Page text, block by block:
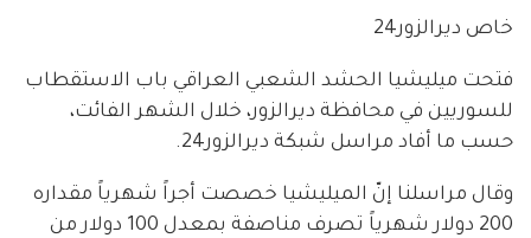
خاص ديرالزور24
فتحت ميليشيا الحشد الشعبي العراقي باب الاستقطاب
للسوريين في محافظة ديرالزور، خلال الشهر الفائت،
حسب ما أفاد مراسل شبكة ديرالزور24.
وقال مراسلنا إنّ الميليشيا خصصت أجراً شهرياً مقداره
200 دولار شهرياً تصرف مناصفة بمعدل 100 دولار من